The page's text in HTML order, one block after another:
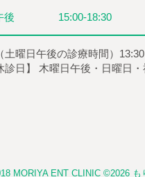
後 15:00-18:30
土曜日午後の診療時間）
診日】 木曜日午後・日曜日
MORIYA ENT CLINIC ©2026 も